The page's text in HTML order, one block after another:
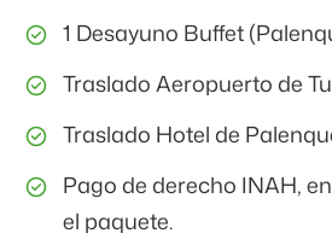
1 Desayuno Buffet
Traslado Aeropuerto de
Traslado Hotel de
Pago de derecho INAH,
el paquete.